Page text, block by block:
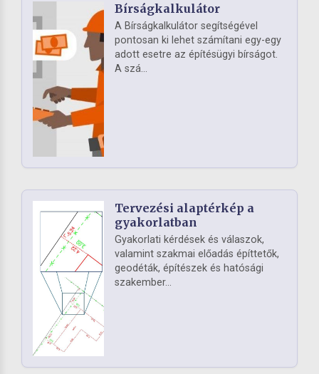
Bírságkalkulátor
A Bírságkalkulátor segítségével
pontosan ki lehet számítani egy-egy
adott esetre az építésügyi bírságot.
A szá...
Tervezési alaptérkép a
gyakorlatban
Gyakorlati kérdések és válaszok,
valamint szakmai előadás építtetők,
geodéták, építészek és hatósági
szakember...